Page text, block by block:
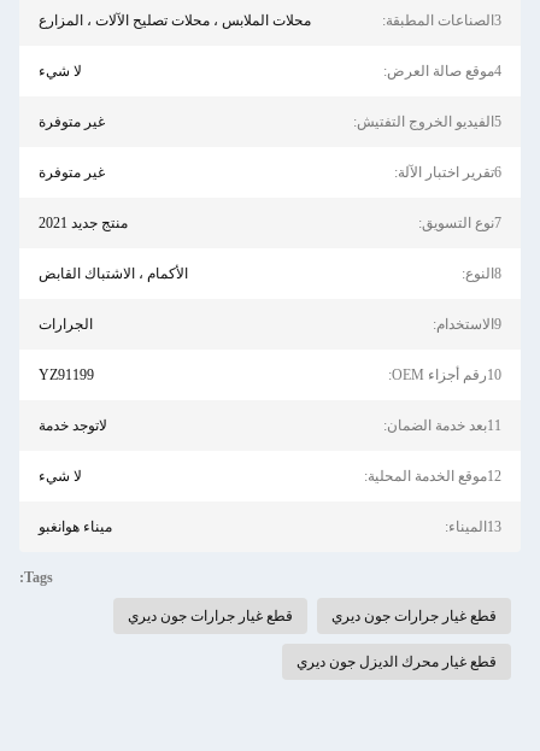
3الصناعات المطبقة: محلات الملابس ، محلات تصليح الآلات ، المزارع
4موقع صالة العرض: لا شيء
5الفيديو الخروج التفتيش: غير متوفرة
6تقرير اختبار الآلة: غير متوفرة
7نوع التسويق: منتج جديد 2021
8النوع: الأكمام ، الاشتباك القابض
9الاستخدام: الجرارات
10رقم أجزاء OEM: YZ91199
11بعد خدمة الضمان: لاتوجد خدمة
12موقع الخدمة المحلية: لا شيء
13الميناء: ميناء هوانغبو
Tags:
قطع غيار جرارات جون ديري قطع غيار جرارات جون ديري
قطع غيار محرك الديزل جون ديري